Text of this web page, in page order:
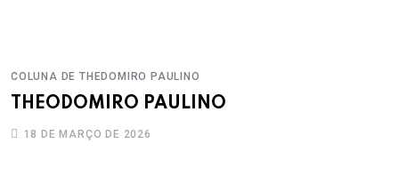
COLUNA DE THEDOMIRO PAULINO
THEODOMIRO PAULINO
18 DE MARÇO DE 2026